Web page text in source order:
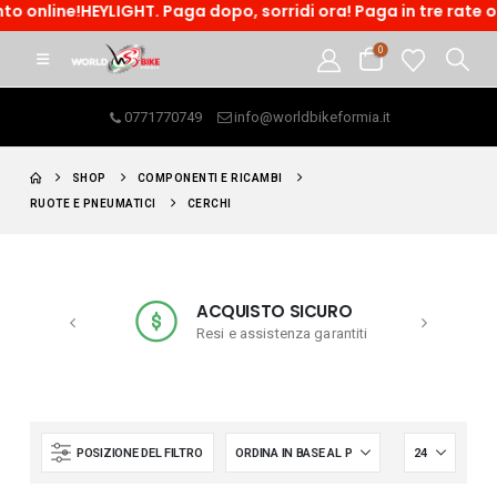
Paga dopo, sorridi ora! Paga in tre rate o
0
0771770749 info@worldbikeformia.it
SHOP COMPONENTI E RICAMBI
RUOTE E PNEUMATICI CERCHI
ACQUISTO SICURO
Resi e assistenza garantiti
POSIZIONE DEL FILTRO